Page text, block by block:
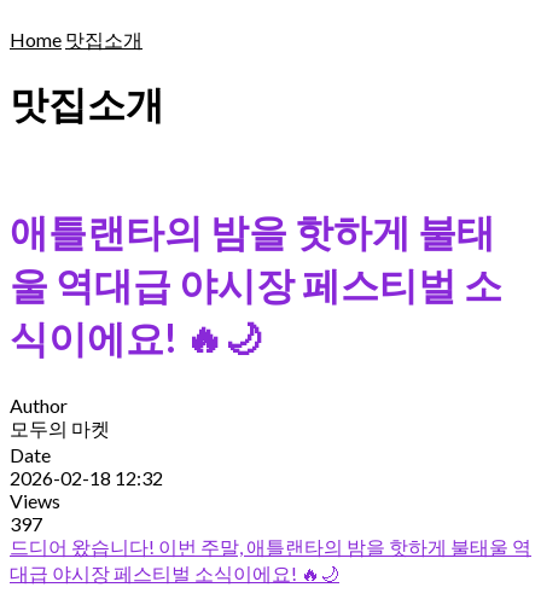
Home 맛집소개
맛집소개
애틀랜타의 밤을 핫하게 불태
울 역대급 야시장 페스티벌 소
식이에요! 🔥🌙
Author
모두의 마켓
Date
2026-02-18 12:32
Views
397
드디어 왔습니다! 이번 주말, 애틀랜타의 밤을 핫하게 불태울 역
대급 야시장 페스티벌 소식이에요! 🔥🌙